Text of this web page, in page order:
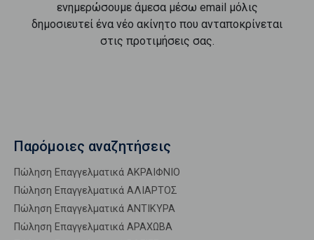
ενημερώσουμε άμεσα μέσω email μόλις
δημοσιευτεί ένα νέο ακίνητο που ανταποκρίνεται
στις προτιμήσεις σας.
Παρόμοιες αναζητήσεις
Πώληση Επαγγελματικά ΑΚΡΑΙΦΝΙΟ
Πώληση Επαγγελματικά ΑΛΙΑΡΤΟΣ
Πώληση Επαγγελματικά ΑΝΤΙΚΥΡΑ
Πώληση Επαγγελματικά ΑΡΑΧΩΒΑ